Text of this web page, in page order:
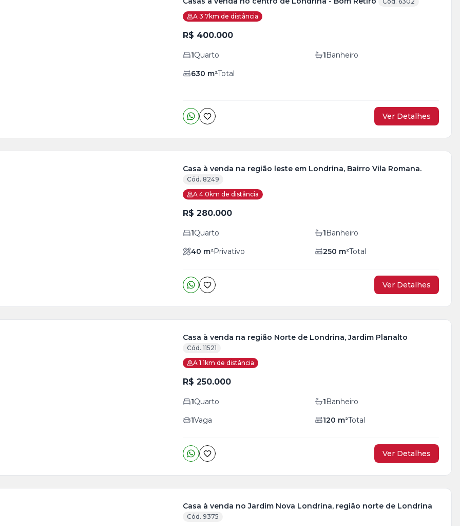
A 3.7km de distância
R$ 400.000
1Quarto 1Banheiro
630 m²Total
Ver Detalhes
Casa à venda na região leste em Londrina, Bairro Vila Romana.
Cód. 8249
A 4.0km de distância
R$ 280.000
1Quarto 1Banheiro
40 m²Privativo 250 m²Total
Ver Detalhes
Casa à venda na região Norte de Londrina, Jardim Planalto
Cód. 11521
A 1.1km de distância
R$ 250.000
1Quarto 1Banheiro
1Vaga 120 m²Total
Ver Detalhes
Casa à venda no Jardim Nova Londrina, região norte de Londrina
Cód. 9375